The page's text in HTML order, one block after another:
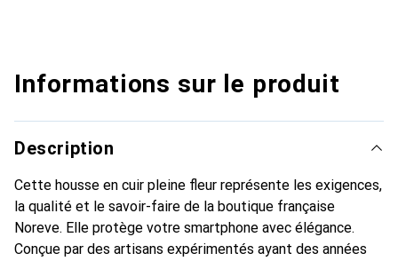
Informations sur le produit
Description
Cette housse en cuir pleine fleur représente les exigences,
la qualité et le savoir-faire de la boutique française
Noreve. Elle protège votre smartphone avec élégance.
Conçue par des artisans expérimentés ayant des années